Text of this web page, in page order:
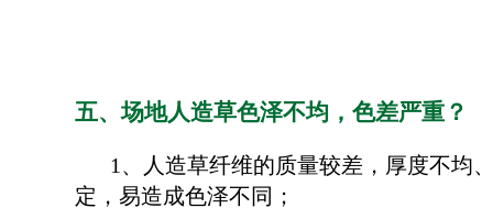
五、场地人造草色泽不均，色差严重？
1、人造草纤维的质量较差，厚度不均
定，易造成色泽不同；